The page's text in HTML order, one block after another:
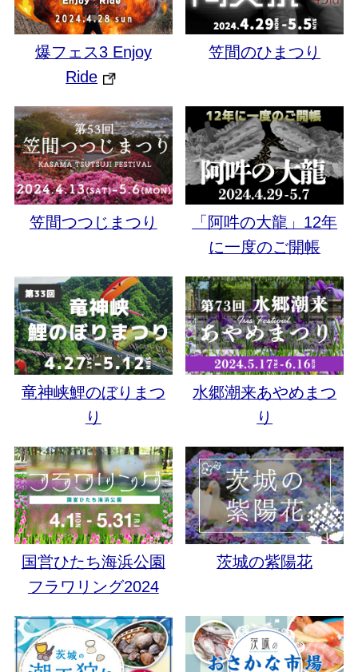
爆フェス3 Enjoy
Ride
笠間のひまつり
笠間つつじまつり
「阿吽の大龍」12年
に一度のご開帳
竜神峡鯉のぼりまつ
り
水郷潮来あやめまつ
り
国営ひたち海浜公園
フラワリング2024
茨城の紫陽花